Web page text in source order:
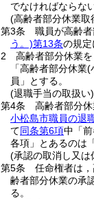
でなければならない
(高齢者部分休業取
第3条
職員が高齢
う。)第13条の規定
2
高齢者部分休業
「高齢者部分休業(
員」とする。
(退職手当の取扱い)
第4条
高齢者部分
小松島市職員の退
て同条第6項中「
各項」とあるのは
(承認の取消し又は
第5条
任命権者は
齢者部分休業の承
る。